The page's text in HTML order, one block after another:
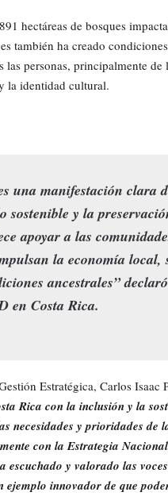
hectáreas de bosques
también ha creado
las personas, principalmente
la identidad cultural.
una manifestación
sostenible y la
apoyar a las
la economía
ancestrales”
en Costa Rica.
Estratégica, Carlos Isaac
Rica con la inclusión y la
necesidades y prioridades de
con la Estrategia
escuchado y valorado las
ejemplo innovador de que